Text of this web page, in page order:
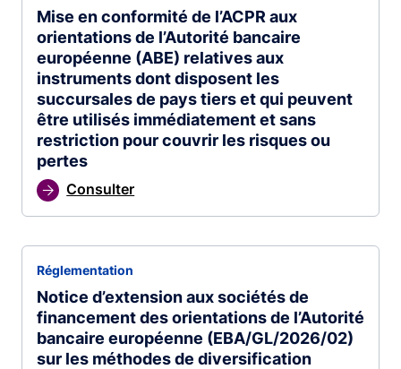
Mise en conformité de l’ACPR aux
orientations de l’Autorité bancaire
européenne (ABE) relatives aux
instruments dont disposent les
succursales de pays tiers et qui peuvent
être utilisés immédiatement et sans
restriction pour couvrir les risques ou
pertes
Consulter
Notice d’extension aux sociétés de
financement des orientations de l’Autorité
bancaire européenne (EBA/GL/2026/02)
sur les méthodes de diversification
Réglementation